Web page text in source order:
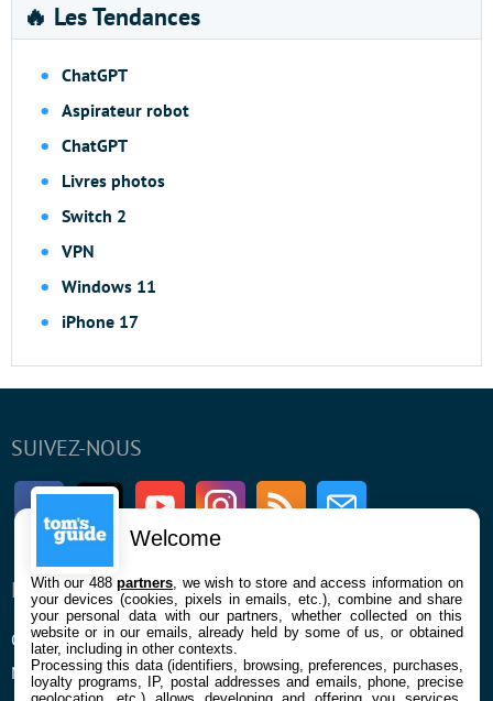
🔥 Les Tendances
ChatGPT
Aspirateur robot
ChatGPT
Livres photos
Switch 2
VPN
Windows 11
iPhone 17
SUIVEZ-NOUS
FacebookTwitter Youtube InstagramRSS Newsletter
ENTREPRISE
Qui sommes nous
Mentions légales et CGU
À PROPOS
La rédaction
Contact
Welcome
With our 488partners , we wish to store and access information on
your devices (cookies, pixels in emails, etc.), combine and share
your personal data with our partners, whether collected on this
website or in our emails, already held by some of us, or obtained
later, including in other contexts.
Processing this data (identifiers, browsing, preferences, purchases,
loyalty programs, IP, postal addresses and emails, phone, precise
geolocation, etc.) allows developing and offering you services,